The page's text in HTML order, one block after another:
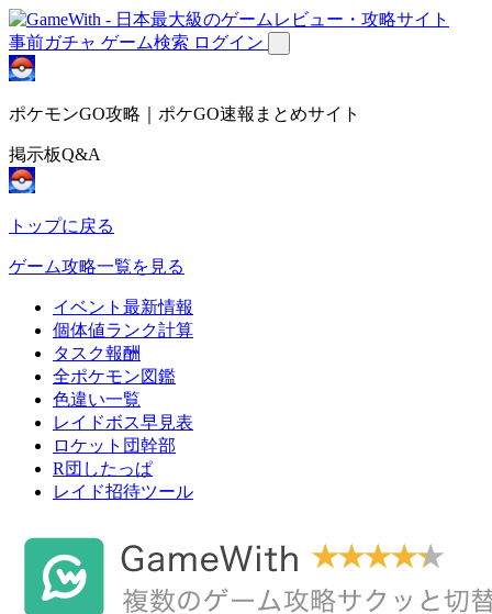
事前ガチャ ゲーム検索 ログイン
ポケモンGO攻略｜ポケGO速報まとめサイト
掲示板Q&A
トップに戻る
ゲーム攻略一覧を見る
イベント最新情報
個体値ランク計算
タスク報酬
全ポケモン図鑑
色違い一覧
レイドボス早見表
ロケット団幹部
R団したっぱ
レイド招待ツール